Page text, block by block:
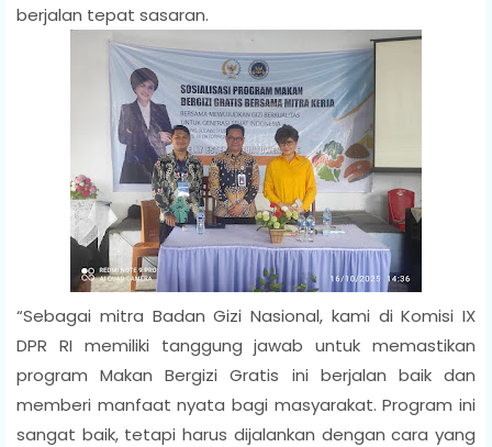
berjalan tepat sasaran.
“Sebagai mitra Badan Gizi Nasional, kami di Komisi IX
DPR RI memiliki tanggung jawab untuk memastikan
program Makan Bergizi Gratis ini berjalan baik dan
memberi manfaat nyata bagi masyarakat. Program ini
sangat baik, tetapi harus dijalankan dengan cara yang